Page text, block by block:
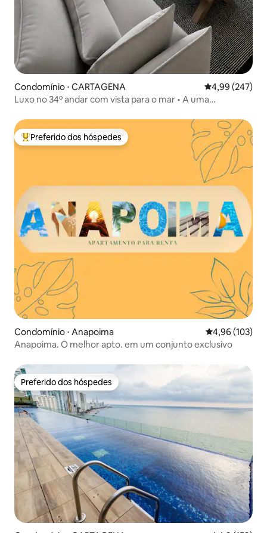
Condomínio ⋅ CARTAGENA 4,99 de uma
4,99 (247)
Luxo no 34º andar com vista para o mar • A uma
Entre os melhores preferidos dos hóspedes
Preferido dos hóspedes
Condomínio ⋅ Anapoima 4,96 de uma
4,96 (103)
Anapoima. O melhor apto. em um conjunto exclusivo
Preferido dos hóspedes
Preferido dos hóspedes